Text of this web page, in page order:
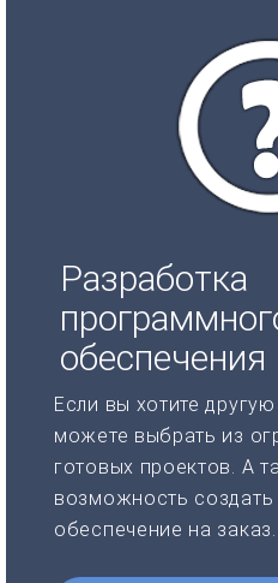
Разработка
обеспечения
Если вы хотите
можете выбрать из
готовых проектов. А
возможность
обеспечение на заказ.